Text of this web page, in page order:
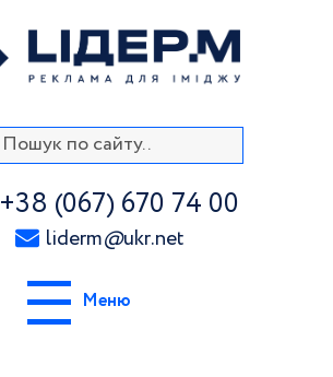
+38 (067) 670 74 00
liderm@ukr.net
Меню